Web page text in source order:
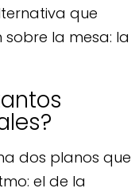
que
la mesa: la
dos planos que
el de la